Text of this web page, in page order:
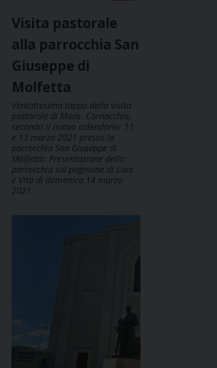
Visita pastorale
alla parrocchia San
Giuseppe di
Molfetta
Ventottesima tappa della visita
pastorale di Mons. Cornacchia,
secondo il nuovo calendario: 11
e 13 marzo 2021 presso la
parrocchia San Giuseppe di
Molfetta. Presentazione della
parrocchia sul paginone di Luce
e Vita di domenica 14 marzo
2021.